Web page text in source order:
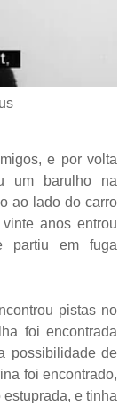
e por volta
um barulho na
ao lado do carro
anos entrou
partiu em fuga
pistas no
foi encontrada
possibilidade de
foi encontrado,
e tinha